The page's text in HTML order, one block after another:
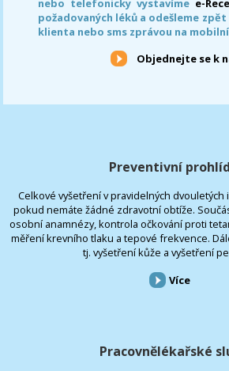
nebo telefonicky vystavíme e-
požadovaných léků a odešleme zpět
klienta nebo sms zprávou na
Objednejte se k
Preventivní
Celkové vyšetření v pravidelných
pokud nemáte žádné zdravotní obtíže.
osobní anamnézy, kontrola očkování proti
měření krevního tlaku a tepové frekvence.
tj. vyšetření kůže a vyšetření
Více
Pracovnělékařské